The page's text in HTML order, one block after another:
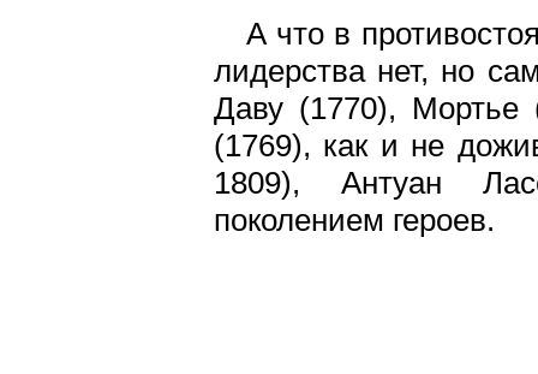
А что в
лидерства нет, но
Даву (1770), Мортье
(1769), как и не
1809), Антуан
поколением героев.